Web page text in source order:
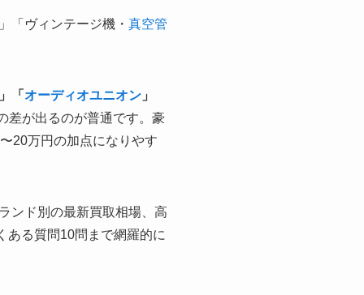
「ヴィンテージ機・ 真空管
「 オーディオユニオン 」
差が出るのが普通です。豪
20万円の加点になりやす
ンド別の最新買取相場、高
ある質問10問まで網羅的に